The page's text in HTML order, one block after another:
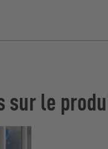
sur le